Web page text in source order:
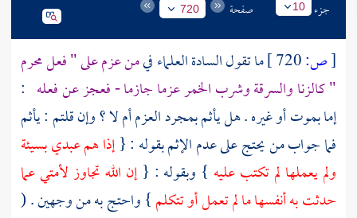
جزء 10 صفحة 720
[ص: ما تقول السادة العلماء فيمن عزم على " فعل محرم
" كالزنا والسرقة وشرب الخمر عزما جازما - فعجز عن فعله :
إما بموت أو غيره . هل يأثم بمجرد العزم أم لا ؟ وإن قلتم : يأثم
فما جواب من يحتج على عدم الإثم بقوله : {إذا هم عبدي بسيئة
ولم يعملها لم تكتب عليه } وبقوله : {إن الله تجاوز لأمتي عما
حدثت به أنفسها ما لم تعمل أو تتكلم} واحتج به من وجهين . (